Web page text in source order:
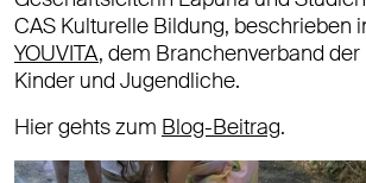
CAS Kulturelle Bildung, beschrieben
YOUVITA, dem Branchenverband
Kinder und Jugendliche.
Hier gehts zum Blog-Beitrag.